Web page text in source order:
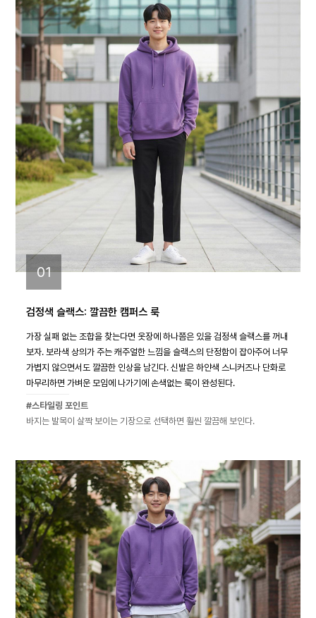
01
검정색 슬랙스: 깔끔한 캠퍼스 룩
가장 실패 없는 조합을 찾는다면 옷장에 하나쯤은 있을 검정색 슬랙스를 꺼내
보자. 보라색 상의가 주는 캐주얼한 느낌을 슬랙스의 단정함이 잡아주어 너무
가볍지 않으면서도 깔끔한 인상을 남긴다. 신발은 하얀색 스니커즈나 단화로
마무리하면 가벼운 모임에 나가기에 손색없는 룩이 완성된다.
#스타일링 포인트
바지는 발목이 살짝 보이는 기장으로 선택하면 훨씬 깔끔해 보인다.